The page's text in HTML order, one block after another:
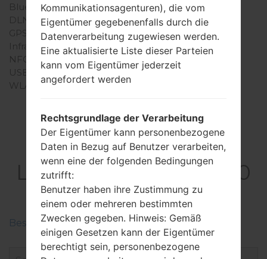
Bluetooth
USB 2.0, A2DP
DLNA
Nein
GPS
-
Infrarotanschluss
Nein
NFC
Nein
USB
USB 2.0
WLAN
Firmware
LGKS360GO(LGKS360
GO)
Beschreiben Sie die Regionen der LG-Firmwaren
Kommunikationsagenturen), die vom
Eigentümer gegebenenfalls durch die
Datenverarbeitung zugewiesen werden.
Eine aktualisierte Liste dieser Parteien
kann vom Eigentümer jederzeit
angefordert werden
Rechtsgrundlage der Verarbeitung
Der Eigentümer kann personenbezogene
Daten in Bezug auf Benutzer verarbeiten,
wenn eine der folgenden Bedingungen
zutrifft:
Benutzer haben ihre Zustimmung zu
einem oder mehreren bestimmten
Zwecken gegeben. Hinweis: Gemäß
einigen Gesetzen kann der Eigentümer
berechtigt sein, personenbezogene